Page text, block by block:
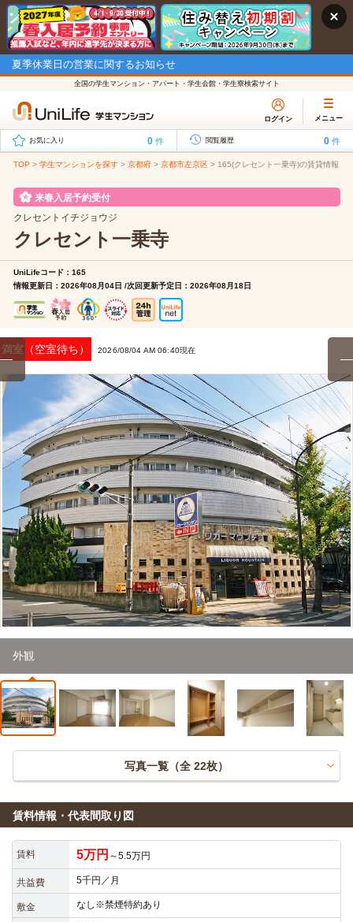
夏季休業日の営業に関するお知らせ
全国の学生マンション・アパート・学生会館・学生寮検索サイト
ログイン メニュー
お気に入り 0 件 閲覧履歴 0 件
TOP > 学生マンションを探す > 京都府 > 京都市左京区 > 165(クレセント一乗寺)の賃貸情報
来春入居予約受付
クレセントイチジョウジ
クレセント一乗寺
UniLifeコード：165
情報更新日：2026年08月04日 /次回更新予定日：2026年08月18日
満室（空室待ち） 2026/08/04 AM 06:40現在
外観
1 22
写真一覧（全 22枚）
賃料情報・代表間取り図
賃料 5万円 ～5.5万円
共益費 5千円／月
敷金 なし※禁煙特約あり